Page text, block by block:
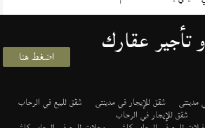
تأجير عقارك اضغط هنا
مدينتى شقق للإيجار في مدينتى شقق للبيع في الرحاب
شقق للإيجار في الرحاب